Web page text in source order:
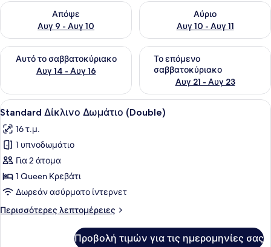
Απόψε
Αυγ 9 - Αυγ 10
Έλεγχος διαθεσιμότητας για απόψε Αυγ 9 - Αυγ 10
Αύριο
Αυγ 10 - Αυγ 11
Έλεγχος διαθεσιμότητας
Αυτό το σαββατοκύριακο
Αυγ 14 - Αυγ 16
Έλεγχος διαθεσιμότητας για αυτό το σαββατοκύριακο Αυγ
Το επόμενο
σαββατοκύριακο
Αυγ 21 - Αυγ 23
Έλεγχος διαθεσιμότητας
Προβολή
όλων
των
φωτογραφιών
για
Standard
Δίκλινο
Δωμάτιο
(Double)
Ένα δωμάτιο ξενοδοχείου με ένα
3
Standard Δίκλινο Δωμάτιο (Double)
16 τ.μ.
1 υπνοδωμάτιο
Για 2 άτομα
1 Queen Κρεβάτι
Δωρεάν ασύρματο ίντερνετ
Περισσότερες λεπτομέρειες
Περισσότερες
Προβολή τιμών για τις ημερομηνίες σας